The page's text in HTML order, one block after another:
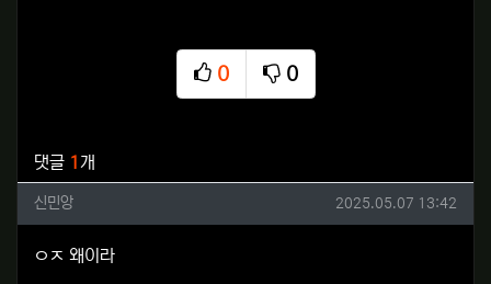
0
추천
0
비추천
댓글 1개
신민앙님의 댓글
신민앙 작성일
2025.05.07 13:42
ㅇㅈ 왜이라